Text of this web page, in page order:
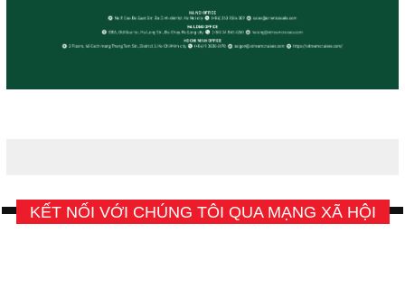
KẾT NỐI VỚI CHÚNG TÔI QUA MẠNG XÃ HỘI